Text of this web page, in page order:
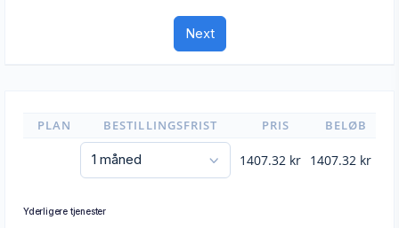
PLAN BESTILLINGSFRIST PRIS BELØB
1407.32 kr 1407.32 kr
Yderligere tjenester